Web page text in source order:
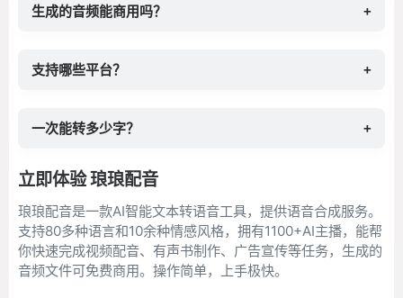
生成的音频能商用吗？ +
支持哪些平台？ +
一次能转多少字？ +
立即体验 琅琅配音
琅琅配音是一款AI智能文本转语音工具，提供语音合成服务。
支持80多种语言和10余种情感风格，拥有1100+AI主播，能帮
你快速完成视频配音、有声书制作、广告宣传等任务，生成的
音频文件可免费商用。操作简单，上手极快。